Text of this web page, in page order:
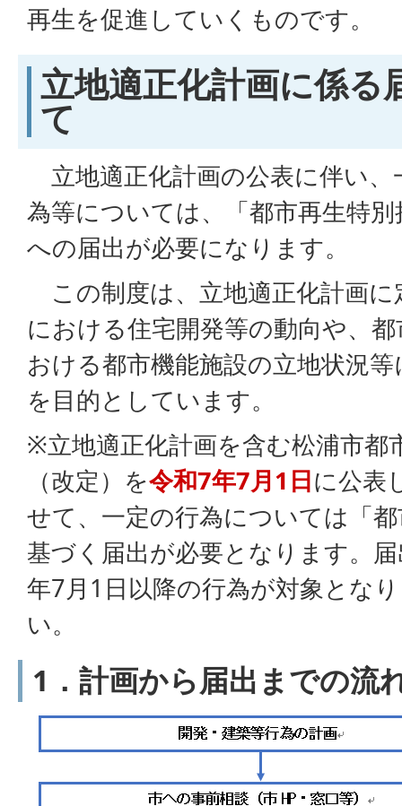
再生を促進していくものです。
立地適正化計画に係る
て
立地適正化計画の公表に伴い、
為等については、「都市再生特
への届出が必要になります。
この制度は、立地適正化計画
における住宅開発等の動向や、
おける都市機能施設の立地状況
を目的としています。
※立地適正化計画を含む松浦市都
（改定）を令和7年7月1日に公表
せて、一定の行為については「
基づく届出が必要となります。
年7月1日以降の行為が対象とな
い。
1．計画から届出までの流